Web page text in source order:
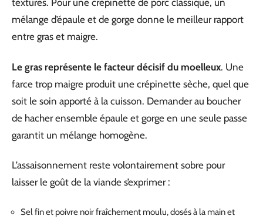
textures. Pour une crépinette de porc classique, un
mélange d’épaule et de gorge donne le meilleur rapport
entre gras et maigre.
Le gras représente le facteur décisif du moelleux. Une
farce trop maigre produit une crépinette sèche, quel que
soit le soin apporté à la cuisson. Demander au boucher
de hacher ensemble épaule et gorge en une seule passe
garantit un mélange homogène.
L’assaisonnement reste volontairement sobre pour
laisser le goût de la viande s’exprimer :
Sel fin et poivre noir fraîchement moulu, dosés à la main et